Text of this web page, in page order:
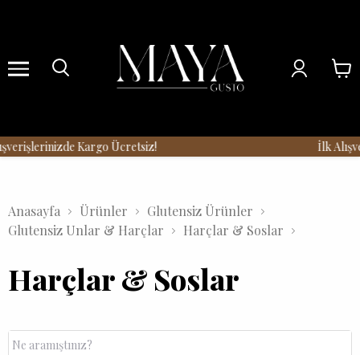
Kargo Ücretsiz! İlk
Anasayfa Ürünler
Glutensiz Ürünler
Glutensiz Unlar & Harçlar
Harçlar & Soslar
Harçlar & Soslar